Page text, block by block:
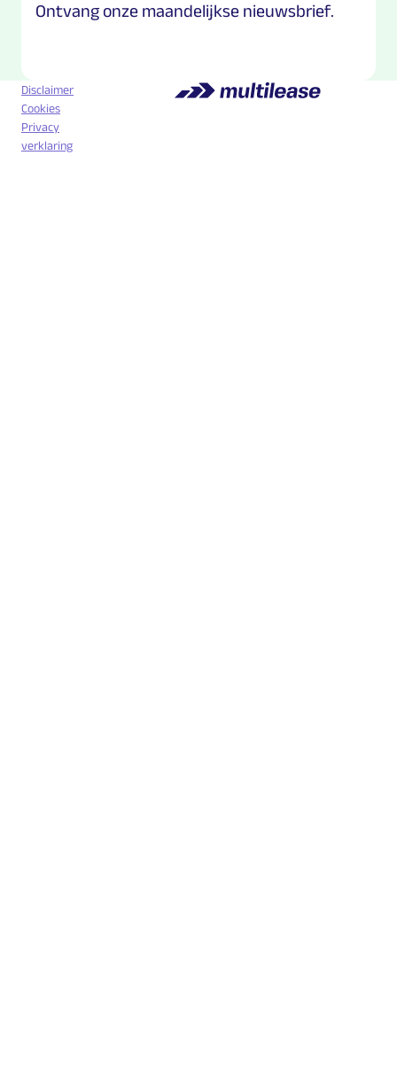
Ontvang onze maandelijkse nieuwsbrief.
Disclaimer
Cookies
Privacy
verklaring